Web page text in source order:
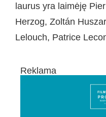
laurus yra laimėję
Herzog, Zoltán
Lelouch, Patrice
Reklama